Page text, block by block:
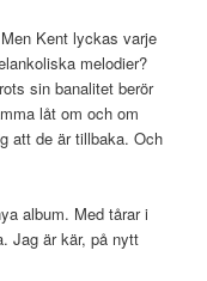
Kent lyckas varje
melodier?
sin banalitet berör
låt om och om
att de är tillbaka. Och
album. Med tårar i
Jag är kär, på nytt